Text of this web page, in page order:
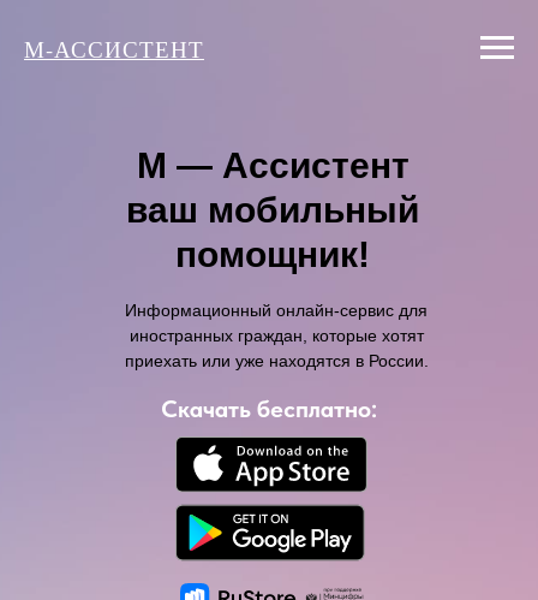
М-АССИСТЕНТ
М — Ассистент
ваш мобильный
помощник!
Информационный онлайн-сервис для
иностранных граждан, которые хотят
приехать или уже находятся в России.
Скачать бесплатно: